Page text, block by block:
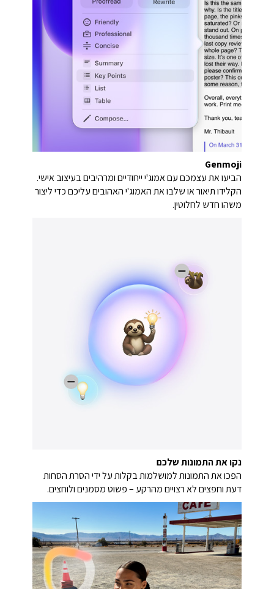
Genmoji
הביעו את עצמכם עם אמוג'י ייחודיים ומרהיבים בעיצוב אישי.
הקלידו תיאור או שלבו את האמוג'י האהובים עליכם כדי ליצור
משהו חדש לחלוטין.
נקו את התמונות שלכם
הפכו את התמונות למושלמות בקלות על ידי הסרת הסחות
דעת וחפצים לא רצויים מהרקע – פשוט מסמנים ולוחצים.